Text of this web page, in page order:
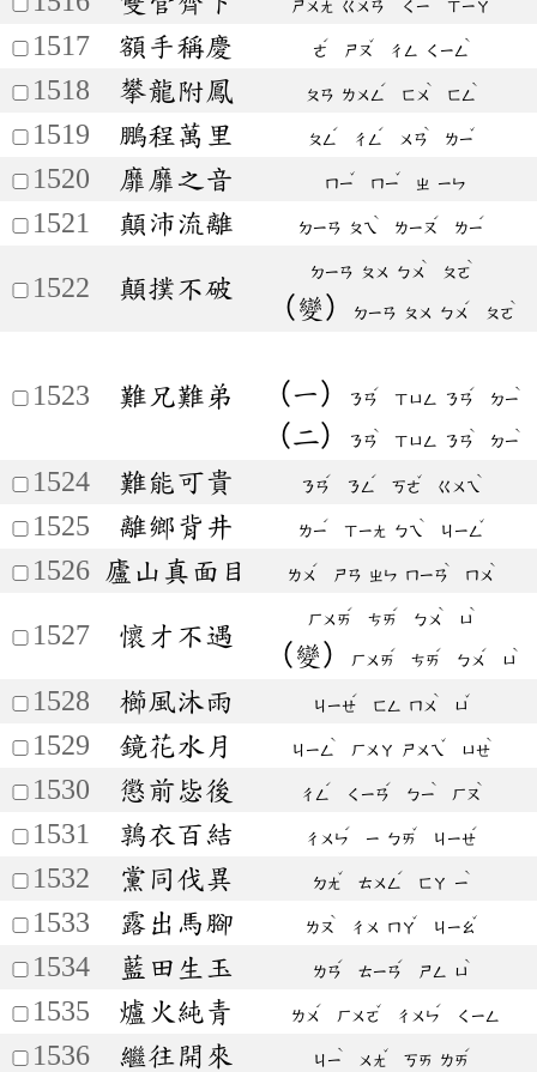
ㄕㄨㄤ ㄍㄨㄢ ㄑㄧ ㄒㄧㄚ
1517 額手稱慶 ㄜ
ˊ
ㄕㄡ
ˇ
ㄔㄥ ㄑㄧㄥ
ˋ
1518 攀龍附鳳 ㄆㄢ ㄌㄨㄥ
ˊ
ㄈㄨ
ˋ
ㄈㄥ
ˋ
1519 鵬程萬里 ㄆㄥ
ˊ
ㄔㄥ
ˊ
ㄨㄢ
ˋ
ㄌㄧ
ˇ
1520 靡靡之音 ㄇㄧ
ˇ
ㄇㄧ
ˇ
ㄓ ㄧㄣ
1521 顛沛流離 ㄉㄧㄢ ㄆㄟ
ˋ
ㄌㄧㄡ
ˊ
ㄌㄧ
ˊ
1522 顛撲不破 ㄉㄧㄢ ㄆㄨ ㄅㄨ
ˋ
ㄆㄛ
ˋ
（變） ㄉㄧㄢ ㄆㄨ ㄅㄨ
ˊ
ㄆㄛ
ˋ
1523 難兄難弟 （一） ㄋㄢ
ˊ
ㄒㄩㄥ ㄋㄢ
ˊ
ㄉㄧ
ˋ
（二） ㄋㄢ
ˋ
ㄒㄩㄥ ㄋㄢ
ˋ
ㄉㄧ
ˋ
1524 難能可貴 ㄋㄢ
ˊ
ㄋㄥ
ˊ
ㄎㄜ
ˇ
ㄍㄨㄟ
ˋ
1525 離鄉背井 ㄌㄧ
ˊ
ㄒㄧㄤ ㄅㄟ
ˋ
ㄐㄧㄥ
ˇ
1526 廬山真面目 ㄌㄨ
ˊ
ㄕㄢ ㄓㄣ ㄇㄧㄢ
ˋ
ㄇㄨ
ˋ
1527 懷才不遇 ㄏㄨㄞ
ˊ
ㄘㄞ
ˊ
ㄅㄨ
ˋ
ㄩ
ˋ
（變） ㄏㄨㄞ
ˊ
ㄘㄞ
ˊ
ㄅㄨ
ˊ
ㄩ
ˋ
1528 櫛風沐雨 ㄐㄧㄝ
ˊ
ㄈㄥ ㄇㄨ
ˋ
ㄩ
ˇ
1529 鏡花水月 ㄐㄧㄥ
ˋ
ㄏㄨㄚ ㄕㄨㄟ
ˇ
ㄩㄝ
ˋ
1530 懲前毖後 ㄔㄥ
ˊ
ㄑㄧㄢ
ˊ
ㄅㄧ
ˋ
ㄏㄡ
ˋ
1531 鶉衣百結 ㄔㄨㄣ
ˊ
ㄧ ㄅㄞ
ˇ
ㄐㄧㄝ
ˊ
1532 黨同伐異 ㄉㄤ
ˇ
ㄊㄨㄥ
ˊ
ㄈㄚ ㄧ
ˋ
1533 露出馬腳 ㄌㄡ
ˋ
ㄔㄨ ㄇㄚ
ˇ
ㄐㄧㄠ
ˇ
1534 藍田生玉 ㄌㄢ
ˊ
ㄊㄧㄢ
ˊ
ㄕㄥ ㄩ
ˋ
1535 爐火純青 ㄌㄨ
ˊ
ㄏㄨㄛ
ˇ
ㄔㄨㄣ
ˊ
ㄑㄧㄥ
1536 繼往開來 ㄐㄧ
ˋ
ㄨㄤ
ˇ
ㄎㄞ ㄌㄞ
ˊ